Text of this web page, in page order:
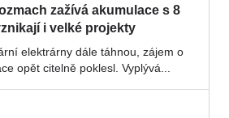
zažívá akumulace s 8
i velké projekty
elektrárny dále táhnou, zájem o
opět citelně poklesl. Vyplývá...